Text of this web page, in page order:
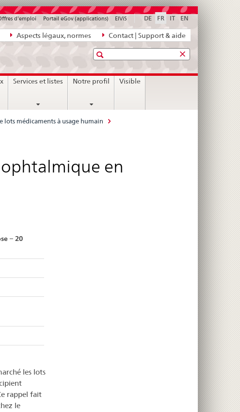
Aspects légaux, normes Contact | Support & aide
DE FR IT EN
d'emploi Portail eGov (applications) ElViS
Recherche
Services et listes Notre profil Visible
lots médicaments à usage humain
en
– 20
les lots
rappel fait
le